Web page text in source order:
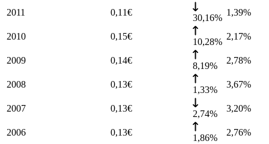
2011 0,11€
30,16%
1,39%
2010 0,15€
10,28%
2,17%
2009 0,14€
8,19%
2,78%
2008 0,13€
1,33%
3,67%
2007 0,13€
2,74%
3,20%
2006 0,13€
1,86%
2,76%